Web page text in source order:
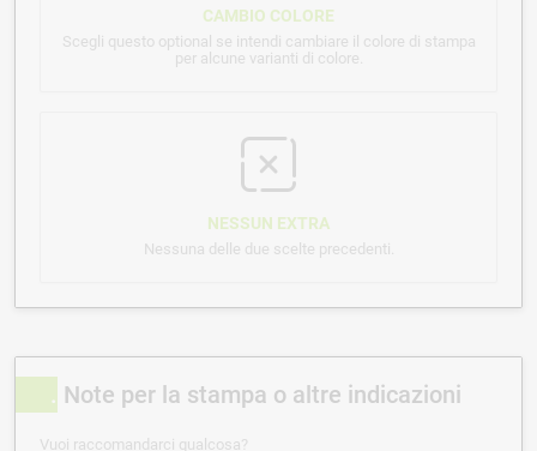
CAMBIO COLORE
Scegli questo optional se intendi cambiare il colore di stampa
per alcune varianti di colore.
NESSUN EXTRA
Nessuna delle due scelte precedenti.
Note per la stampa o altre indicazioni
Vuoi raccomandarci qualcosa?